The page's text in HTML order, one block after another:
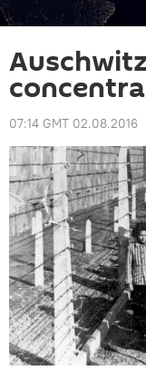
07:14 GMT 02.08.2016